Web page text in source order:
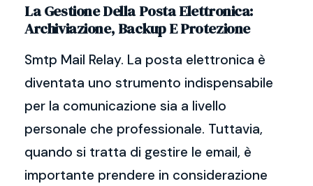
La Gestione Della Posta Elettronica:
Archiviazione, Backup E Protezione
Smtp Mail Relay. La posta elettronica è
diventata uno strumento indispensabile
per la comunicazione sia a livello
personale che professionale. Tuttavia,
quando si tratta di gestire le email, è
importante prendere in considerazione